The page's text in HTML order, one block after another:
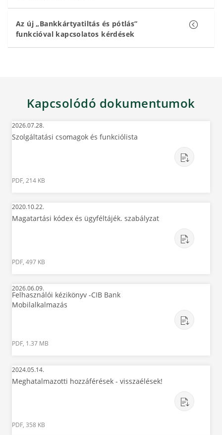
Az új „Bankkártyatiltás és pótlás”
funkcióval kapcsolatos kérdések
Kapcsolódó dokumentumok
2026.07.28.
Szolgáltatási csomagok és funkciólista
PDF, 214 KB
2020.10.22.
Magatartási kódex és ügyféltájék. szabályzat
PDF, 497 KB
2026.06.09.
Felhasználói kézikönyv -CIB Bank
Mobilalkalmazás
PDF, 1.37 MB
2024.05.14.
Meghatalmazotti hozzáférések - visszaélések!
PDF, 358 KB